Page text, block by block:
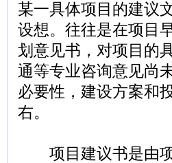
某一具体项目的建议
设想。往往是在项目
划意见书，对项目的
通等专业咨询意见尚
必要性，建设方案和
右。
项目建议书是由项